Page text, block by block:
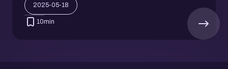
2025-05-18
10min